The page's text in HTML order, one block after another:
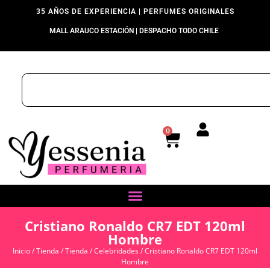
35 AÑOS DE EXPERIENCIA | PERFUMES ORIGINALES
MALL ARAUCO ESTACIÓN | DESPACHO TODO CHILE
0
Cristiano Ronaldo CR7 EDT 120ml
Hombre
Inicio/Tienda /Tienda /Celebridades/ Cristiano Ronaldo CR7 EDT 120ml
Hombre